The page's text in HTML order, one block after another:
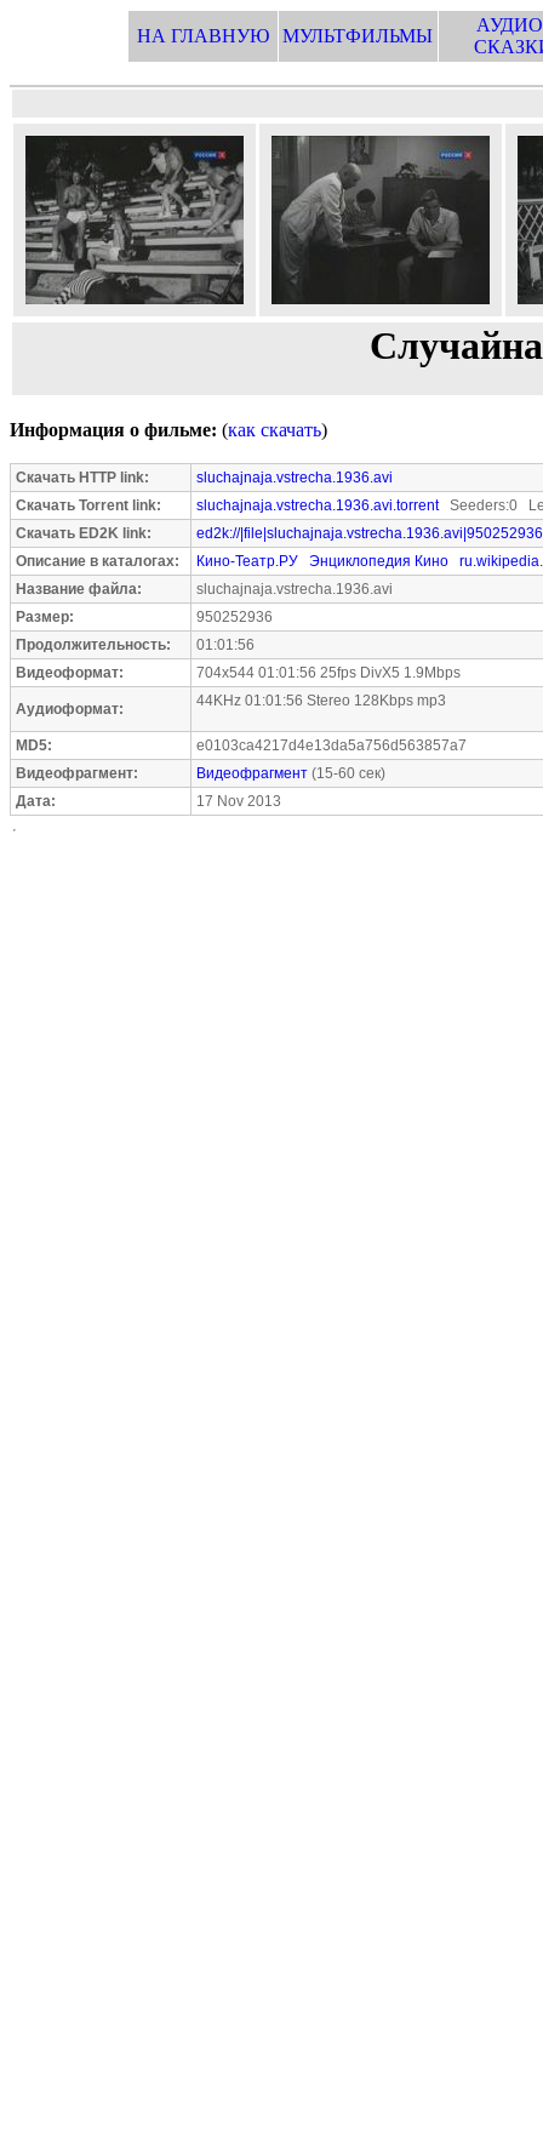
НА ГЛАВНУЮ МУЛЬТФИЛЬМЫ
Информация о фильме: (как скачать)
Скачать HTTP link:
sluchajnaja.vstrecha.1936.avi
Скачать Torrent link:
sluchajnaja.vstrecha.1936.avi.torrentSeeders:0
Скачать ED2K link:
ed2k://
Описание в каталогах:
Кино-Театр.РУ Энциклопедия Кино
Название файла:
sluchajnaja.vstrecha.1936.avi
Размер:
950252936
Продолжительность:
01:01:56
Видеоформат:
704x544 01:01:56 25fps DivX5 1.9Mbps
Аудиоформат: 44KHz 01:01:56 Stereo 128Kbps mp3
MD5:
e0103ca4217d4e13da5a756d563857a7
Видеофрагмент:
Видеофрагмент (15-60 сек)
Дата:
17 Nov 2013